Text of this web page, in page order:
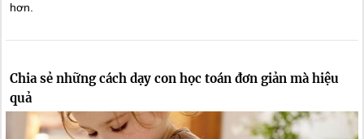
hơn.
Chia sẻ những cách dạy con học toán đơn giản mà hiệu
quả